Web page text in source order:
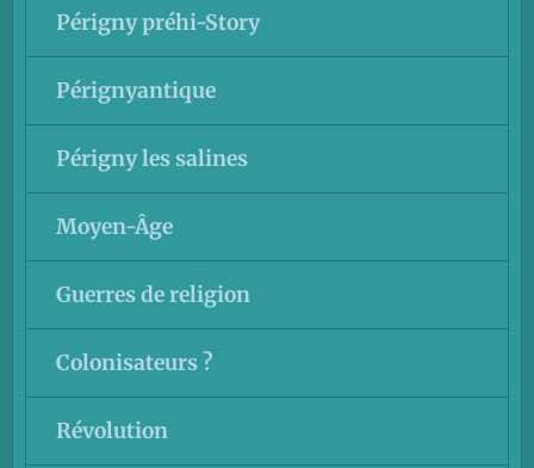
Périgny préhi-Story
Pérignyantique
Périgny les salines
Moyen-Âge
Guerres de religion
Colonisateurs ?
Révolution